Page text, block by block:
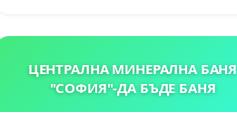
ЦЕНТРАЛНА МИНЕРАЛНА БАНЯ
"СОФИЯ"-ДА БЪДЕ БАНЯ